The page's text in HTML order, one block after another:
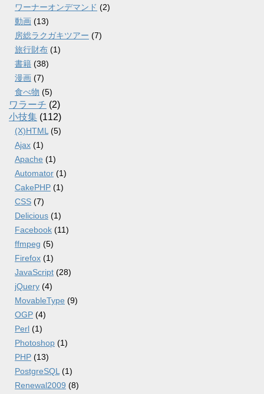
ワーナーオンデマンド (2)
動画 (13)
房総ラクガキツアー (7)
旅行財布 (1)
書籍 (38)
漫画 (7)
食べ物 (5)
ワラーチ (2)
小技集 (112)
(X)HTML (5)
Ajax (1)
Apache (1)
Automator (1)
CakePHP (1)
CSS (7)
Delicious (1)
Facebook (11)
ffmpeg (5)
Firefox (1)
JavaScript (28)
jQuery (4)
MovableType (9)
OGP (4)
Perl (1)
Photoshop (1)
PHP (13)
PostgreSQL (1)
Renewal2009 (8)